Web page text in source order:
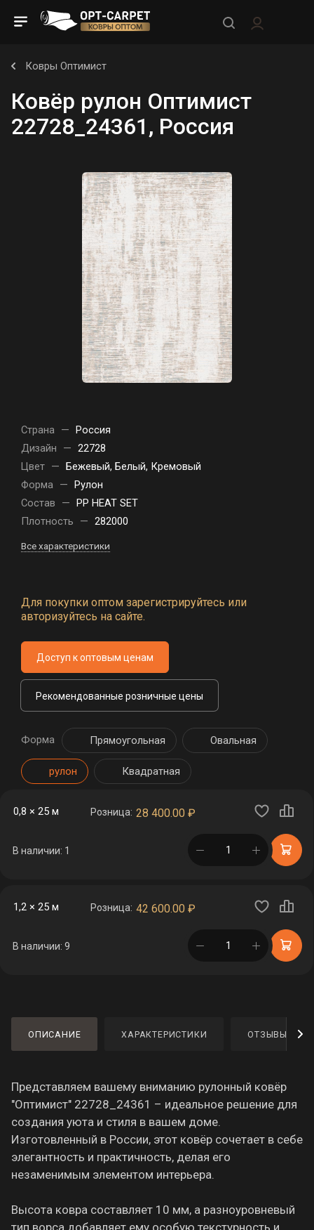
Ковры Оптимист
Ковёр рулон Оптимист
22728_24361, Россия
Страна — Россия
Дизайн
— 22728
Цвет — Бежевый, Белый, Кремовый
Форма — Рулон
Состав
— PP HEAT SET
Плотность
— 282000
Все характеристики
Для покупки оптом зарегистрируйтесь или
авторизуйтесь на сайте.
Доступ к оптовым ценам
Рекомендованные розничные цены
Форма Прямоугольная Овальная
рулон Квадратная
0,8 × 25 м Розница: 28 400.00 ₽
В наличии: 1 в корзине
1,2 × 25 м Розница: 42 600.00 ₽
В наличии: 9 в корзине
ОПИСАНИЕ ХАРАКТЕРИСТИКИ ОТЗЫВЫ
Представляем вашему вниманию рулонный ковёр
"Оптимист" 22728_24361 – идеальное решение для
создания уюта и стиля в вашем доме.
Изготовленный в России, этот ковёр сочетает в себе
элегантность и практичность, делая его
незаменимым элементом интерьера.
Высота ковра составляет 10 мм, а разноуровневый
тип ворса добавляет ему особую текстурность и